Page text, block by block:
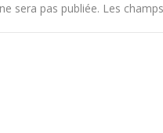
sera pas publiée. Les